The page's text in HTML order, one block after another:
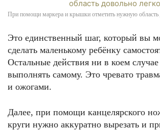
При помощи маркера и крышки отметить нужную область
Это единственный шаг, который вы
сделать маленькому ребёнку
Остальные действия ни в коем
выполнять самому. Это чревато
и ожогами.
Далее, при помощи канцелярского
круги нужно аккуратно вырезать и